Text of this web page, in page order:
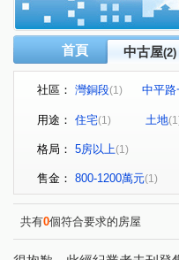
首頁 中古屋(2)
社區： 灣銅段(1) 中平路
用途： 住宅(1) 土地
格局： 5房以上(1)
售金： 800-1200萬元(1)
共有0個符合要求的房屋